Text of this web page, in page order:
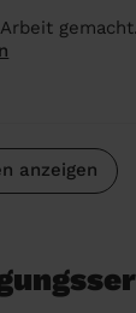
anzeigen